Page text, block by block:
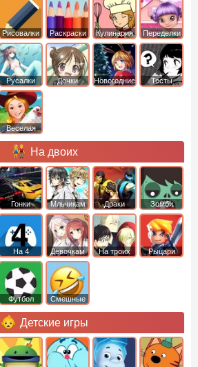
Рисовалки Раскраски Кулинария Переделки
Русалки Дочки Новогодние Тесты
Веселая
На двоих
Гонки Мльчикам Драки Зомби
На 4 Девочкам На троих Рыцари
Футбол Смешные
Детские игры